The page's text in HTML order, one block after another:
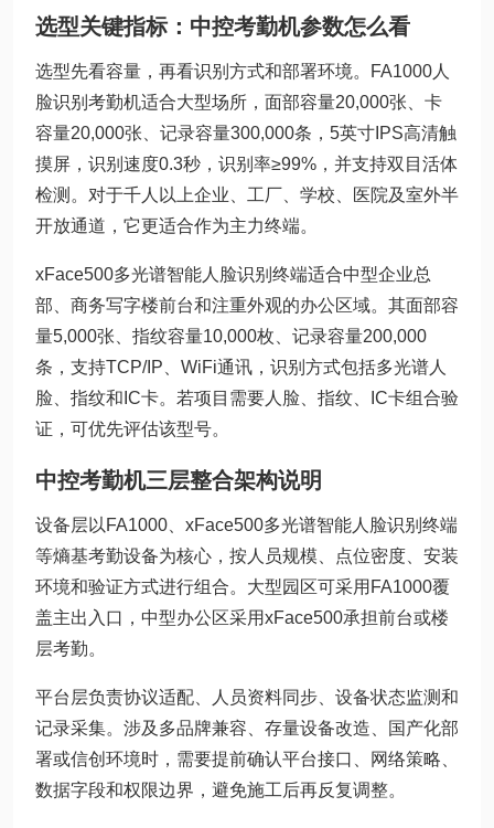
选型关键指标：中控考勤机参数怎么看
选型先看容量，再看识别方式和部署环境。FA1000人
脸识别考勤机适合大型场所，面部容量20,000张、卡
容量20,000张、记录容量300,000条，5英寸IPS高清触
摸屏，识别速度0.3秒，识别率≥99%，并支持双目活体
检测。对于千人以上企业、工厂、学校、医院及室外半
开放通道，它更适合作为主力终端。
xFace500多光谱智能人脸识别终端适合中型企业总
部、商务写字楼前台和注重外观的办公区域。其面部容
量5,000张、指纹容量10,000枚、记录容量200,000
条，支持TCP/IP、WiFi通讯，识别方式包括多光谱人
脸、指纹和IC卡。若项目需要人脸、指纹、IC卡组合验
证，可优先评估该型号。
中控考勤机三层整合架构说明
设备层以FA1000、xFace500多光谱智能人脸识别终端
等熵基考勤设备为核心，按人员规模、点位密度、安装
环境和验证方式进行组合。大型园区可采用FA1000覆
盖主出入口，中型办公区采用xFace500承担前台或楼
层考勤。
平台层负责协议适配、人员资料同步、设备状态监测和
记录采集。涉及多品牌兼容、存量设备改造、国产化部
署或信创环境时，需要提前确认平台接口、网络策略、
数据字段和权限边界，避免施工后再反复调整。